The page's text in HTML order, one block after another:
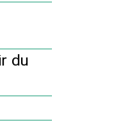
du
2017